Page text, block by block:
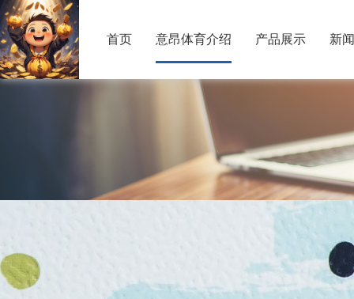
首页 意昂体育介绍 产品展示 新